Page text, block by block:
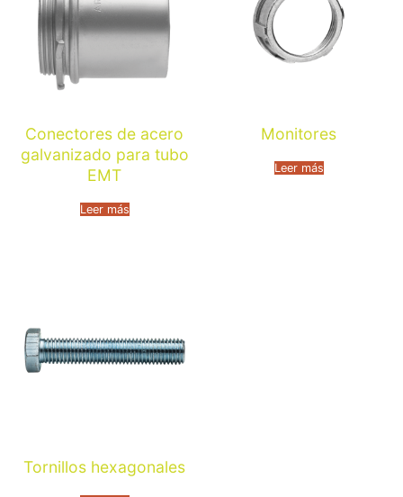
Conectores de acero
galvanizado para tubo
EMT
Leer más
Monitores
Leer más
Tornillos hexagonales